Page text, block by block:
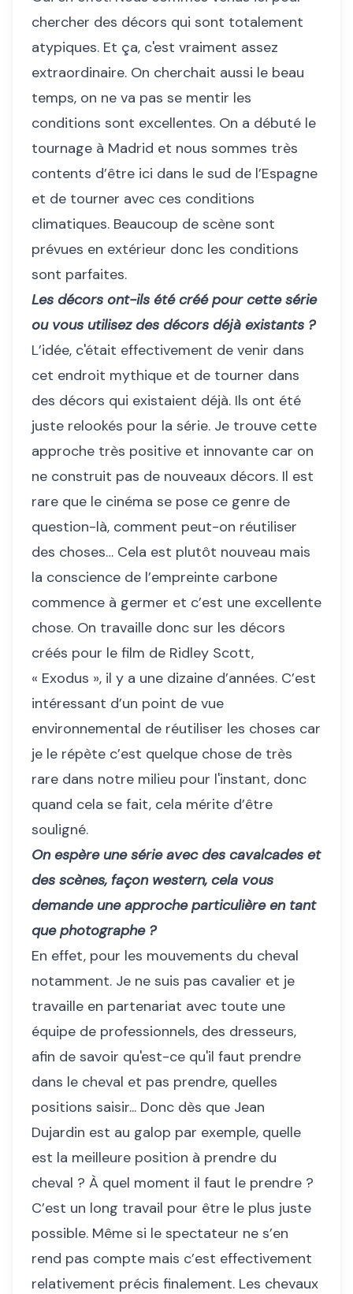
chercher des décors qui sont totalement
atypiques. Et ça, c'est vraiment assez
extraordinaire. On cherchait aussi le beau
temps, on ne va pas se mentir les
conditions sont excellentes. On a débuté le
tournage à Madrid et nous sommes très
contents d’être ici dans le sud de l’Espagne
et de tourner avec ces conditions
climatiques. Beaucoup de scène sont
prévues en extérieur donc les conditions
sont parfaites.
Les décors ont-ils été créé pour cette série
ou vous utilisez des décors déjà existants ?
L’idée, c'était effectivement de venir dans
cet endroit mythique et de tourner dans
des décors qui existaient déjà. Ils ont été
juste relookés pour la série. Je trouve cette
approche très positive et innovante car on
ne construit pas de nouveaux décors. Il est
rare que le cinéma se pose ce genre de
question-là, comment peut-on réutiliser
des choses… Cela est plutôt nouveau mais
la conscience de l’empreinte carbone
commence à germer et c’est une excellente
chose. On travaille donc sur les décors
créés pour le film de Ridley Scott,
« Exodus », il y a une dizaine d’années. C’est
intéressant d’un point de vue
environnemental de réutiliser les choses car
je le répète c’est quelque chose de très
rare dans notre milieu pour l'instant, donc
quand cela se fait, cela mérite d’être
souligné.
On espère une série avec des cavalcades et
des scènes, façon western, cela vous
demande une approche particulière en tant
que photographe ?
En effet, pour les mouvements du cheval
notamment. Je ne suis pas cavalier et je
travaille en partenariat avec toute une
équipe de professionnels, des dresseurs,
afin de savoir qu'est-ce qu'il faut prendre
dans le cheval et pas prendre, quelles
positions saisir... Donc dès que Jean
Dujardin est au galop par exemple, quelle
est la meilleure position à prendre du
cheval ? À quel moment il faut le prendre ?
C’est un long travail pour être le plus juste
possible. Même si le spectateur ne s’en
rend pas compte mais c’est effectivement
relativement précis finalement. Les chevaux